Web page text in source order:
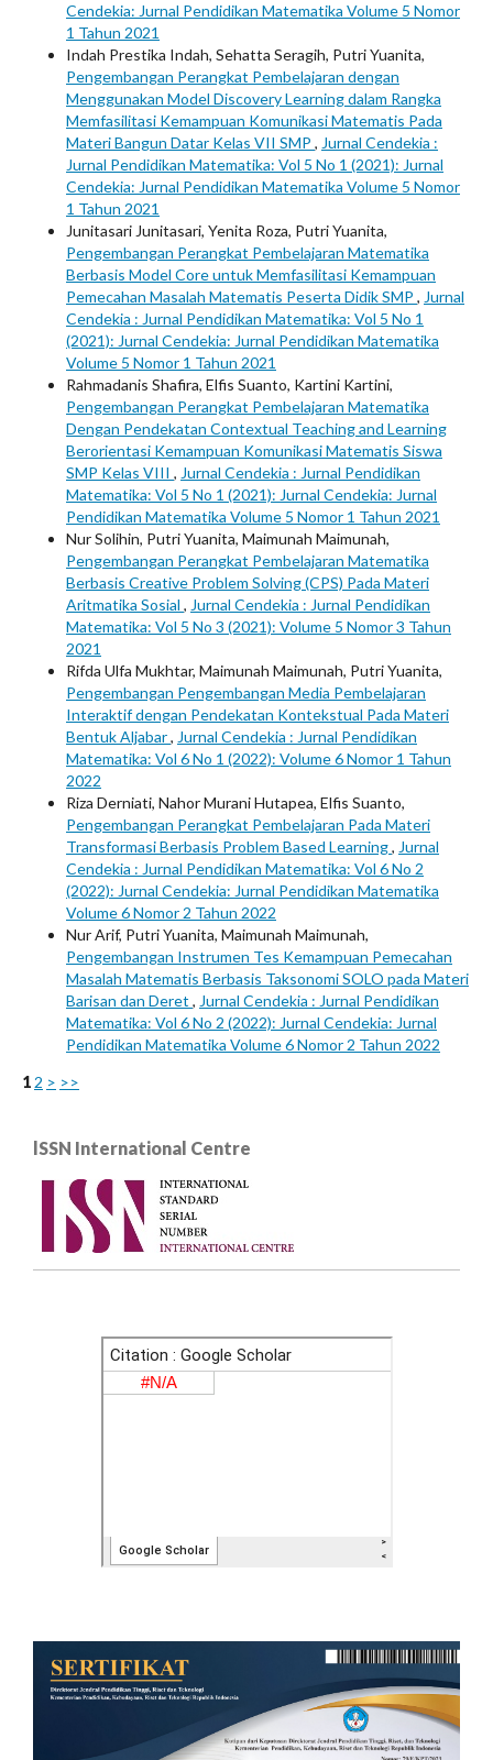
Cendekia: Jurnal Pendidikan Matematika Volume 5 Nomor
1 Tahun 2021
Indah Prestika Indah, Sehatta Seragih, Putri Yuanita,
Pengembangan Perangkat Pembelajaran dengan
Menggunakan Model Discovery Learning dalam Rangka
Memfasilitasi Kemampuan Komunikasi Matematis Pada
Materi Bangun Datar Kelas VII SMP , Jurnal Cendekia :
Jurnal Pendidikan Matematika: Vol 5 No 1 (2021): Jurnal
Cendekia: Jurnal Pendidikan Matematika Volume 5 Nomor
1 Tahun 2021
Junitasari Junitasari, Yenita Roza, Putri Yuanita,
Pengembangan Perangkat Pembelajaran Matematika
Berbasis Model Core untuk Memfasilitasi Kemampuan
Pemecahan Masalah Matematis Peserta Didik SMP , Jurnal
Cendekia : Jurnal Pendidikan Matematika: Vol 5 No 1
(2021): Jurnal Cendekia: Jurnal Pendidikan Matematika
Volume 5 Nomor 1 Tahun 2021
Rahmadanis Shafira, Elfis Suanto, Kartini Kartini,
Pengembangan Perangkat Pembelajaran Matematika
Dengan Pendekatan Contextual Teaching and Learning
Berorientasi Kemampuan Komunikasi Matematis Siswa
SMP Kelas VIII , Jurnal Cendekia : Jurnal Pendidikan
Matematika: Vol 5 No 1 (2021): Jurnal Cendekia: Jurnal
Pendidikan Matematika Volume 5 Nomor 1 Tahun 2021
Nur Solihin, Putri Yuanita, Maimunah Maimunah,
Pengembangan Perangkat Pembelajaran Matematika
Berbasis Creative Problem Solving (CPS) Pada Materi
Aritmatika Sosial , Jurnal Cendekia : Jurnal Pendidikan
Matematika: Vol 5 No 3 (2021): Volume 5 Nomor 3 Tahun
2021
Rifda Ulfa Mukhtar, Maimunah Maimunah, Putri Yuanita,
Pengembangan Pengembangan Media Pembelajaran
Interaktif dengan Pendekatan Kontekstual Pada Materi
Bentuk Aljabar, Jurnal Cendekia : Jurnal Pendidikan
Matematika: Vol 6 No 1 (2022): Volume 6 Nomor 1 Tahun
2022
Riza Derniati, Nahor Murani Hutapea, Elfis Suanto,
Pengembangan Perangkat Pembelajaran Pada Materi
Transformasi Berbasis Problem Based Learning, Jurnal
Cendekia : Jurnal Pendidikan Matematika: Vol 6 No 2
(2022): Jurnal Cendekia: Jurnal Pendidikan Matematika
Volume 6 Nomor 2 Tahun 2022
Nur Arif, Putri Yuanita, Maimunah Maimunah,
Pengembangan Instrumen Tes Kemampuan Pemecahan
Masalah Matematis Berbasis Taksonomi SOLO pada Materi
Barisan dan Deret , Jurnal Cendekia : Jurnal Pendidikan
Matematika: Vol 6 No 2 (2022): Jurnal Cendekia: Jurnal
Pendidikan Matematika Volume 6 Nomor 2 Tahun 2022
1 2 > >>
lSSN International Centre